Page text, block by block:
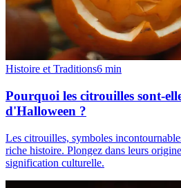
Histoire et Traditions6 min
Pourquoi les citrouilles sont-
d'Halloween ?
Les citrouilles, symboles
riche histoire. Plongez dans leurs
signification culturelle.